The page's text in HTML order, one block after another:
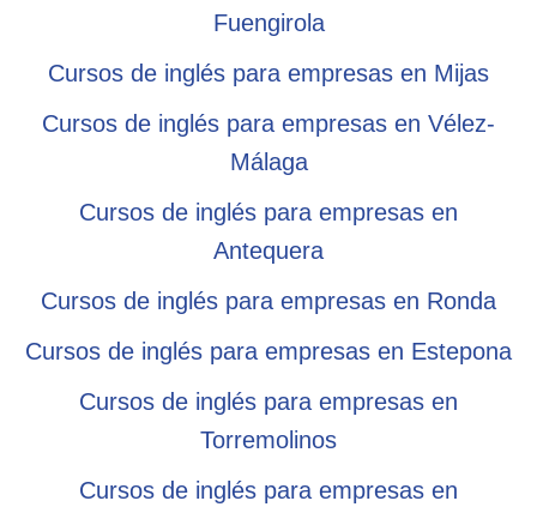
Fuengirola
Cursos de inglés para empresas en Mijas
Cursos de inglés para empresas en Vélez-
Málaga
Cursos de inglés para empresas en
Antequera
Cursos de inglés para empresas en Ronda
Cursos de inglés para empresas en Estepona
Cursos de inglés para empresas en
Torremolinos
Cursos de inglés para empresas en